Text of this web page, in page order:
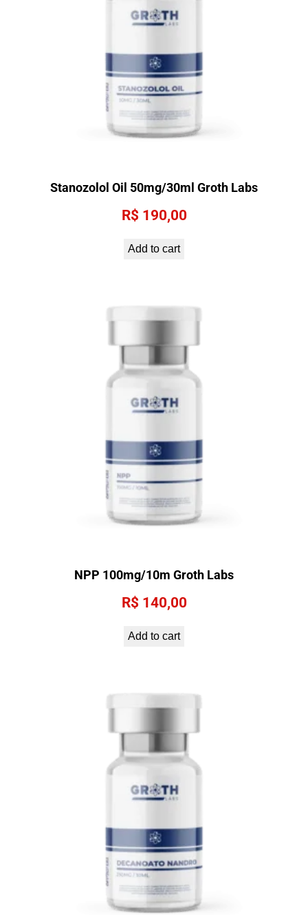
Stanozolol Oil 50mg/30ml Groth Labs
R$ 190,00
Add to cart
NPP 100mg/10m Groth Labs
R$ 140,00
Add to cart